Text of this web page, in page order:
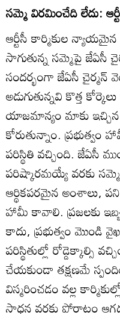
సమ్మె విరమించేది లేదు:
ఆర్టీసీ కార్మికుల
సాగుతున్న సమ్మెపై జేఏసీ
సందర్భంగా జేఏసీ చైర్మన్
అడుగుతున్నవి కొత్త
యాజమాన్యం మాకు
కోరుతున్నాం. ప్రభుత్వం
పరిస్థితి వచ్చింది. జేఏసీ
పరిష్కారమయ్యే వరకు
ఆర్థికపరమైన అంశాలు,
హామీ కావాలి. ప్రజలకు
కాదు, ప్రభుత్వం మొండి
పరిస్థితుల్లో రోడ్డెక్కాల్సి
చేయకుండా తక్షణమే
విస్మరించడం వల్ల
సాధన వరకు పోరాటం